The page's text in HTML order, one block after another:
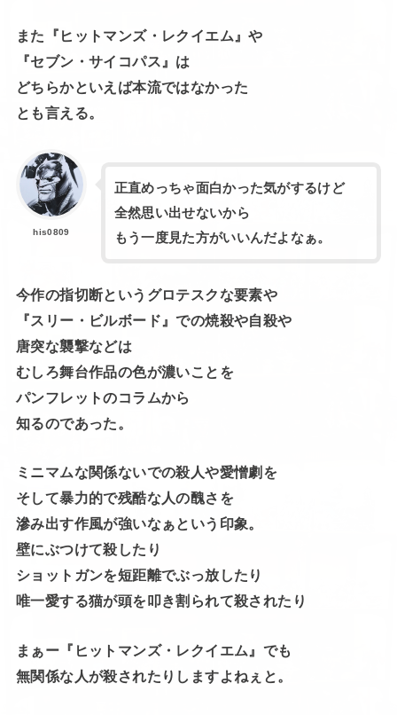
また『ヒットマンズ・レクイエム』や
『セブン・サイコパス』は
どちらかといえば本流ではなかった
とも言える。
his0809
正直めっちゃ面白かった気がするけど
全然思い出せないから
もう一度見た方がいいんだよなぁ。
今作の指切断というグロテスクな要素や
『スリー・ビルボード』での焼殺や自殺や
唐突な襲撃などは
むしろ舞台作品の色が濃いことを
パンフレットのコラムから
知るのであった。
ミニマムな関係ないでの殺人や愛憎劇を
そして暴力的で残酷な人の醜さを
滲み出す作風が強いなぁという印象。
壁にぶつけて殺したり
ショットガンを短距離でぶっ放したり
唯一愛する猫が頭を叩き割られて殺されたり
まぁー『ヒットマンズ・レクイエム』でも
無関係な人が殺されたりしますよねぇと。